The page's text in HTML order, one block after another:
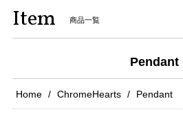
Item 商品一覧
Pendant
Home ChromeHearts Pendant